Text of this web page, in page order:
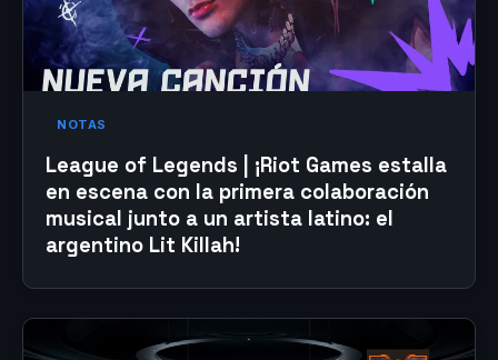
NOTAS
League of Legends | ¡Riot Games estalla
en escena con la primera colaboración
musical junto a un artista latino: el
argentino Lit Killah!